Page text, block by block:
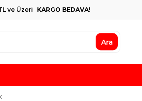
ve Üzeri KARGO BEDAVA!
Ara